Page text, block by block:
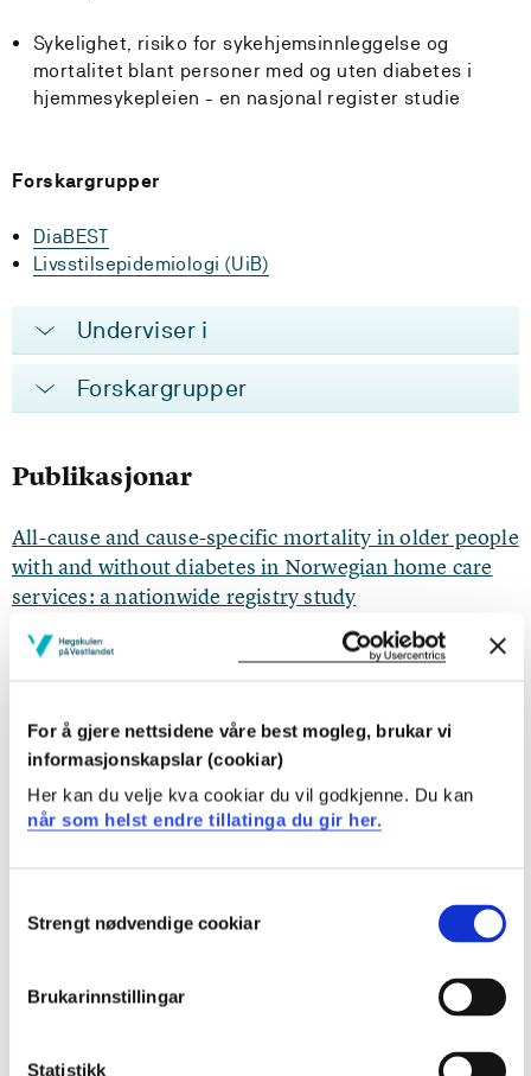
For å gjere nettsidene våre best mogleg, brukar vi
informasjonskapslar (cookiar)
Her kan du velje kva cookiar du vil godkjenne. Du kan
når som helst endre tillatinga du gir her.
Selection
Strengt nødvendige cookiar
Brukarinnstillingar
Statistikk
Sykelighet, risiko for sykehjemsinnleggelse og
mortalitet blant personer med og uten diabetes i
hjemmesykepleien - en nasjonal register studie
Forskargrupper
DiaBEST
Livsstilsepidemiologi (UiB)
Underviser i
Forskargrupper
Publikasjonar
All-cause and cause-specific mortality in older people
with and without diabetes in Norwegian home care
services: a nationwide registry study
Tonje Teigland, Jannicke Igland, Kjersti Marie Blytt, Johannes
Haltbakk, Kåre Inge Birkeland, Truls Østbye (2025)
Differences in causes of death and mortality risk
among older people with and without diabetes in
Norwegian home care services. A nationwide registry
Haltbakk, Marit Graue, Kåre Inge Birkeland (2024)